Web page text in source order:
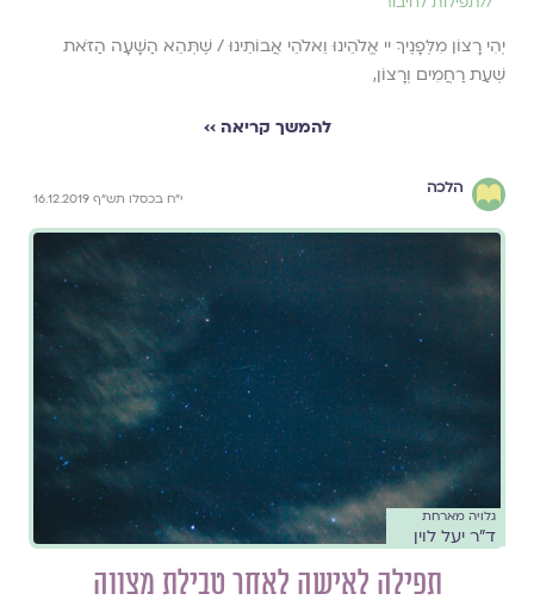
יְהִי רָצוֹן מִלְּפָנֶיךָ יי אֱלֹהֵינוּ וֵאלֹהֵי אֲבוֹתֵינוּ / שֶׁתְּהֵא הַשָּׁעָה הַזֹּאת
שְׁעַת רַחֲמִים וְרָצוֹן,
להמשך קריאה ››
הלכה
י"ח בכסלו תש"ף 16.12.2019
גלויה מארחת
ד"ר יעל לוין
תפילה לאישה לאחר טבילת מצווה